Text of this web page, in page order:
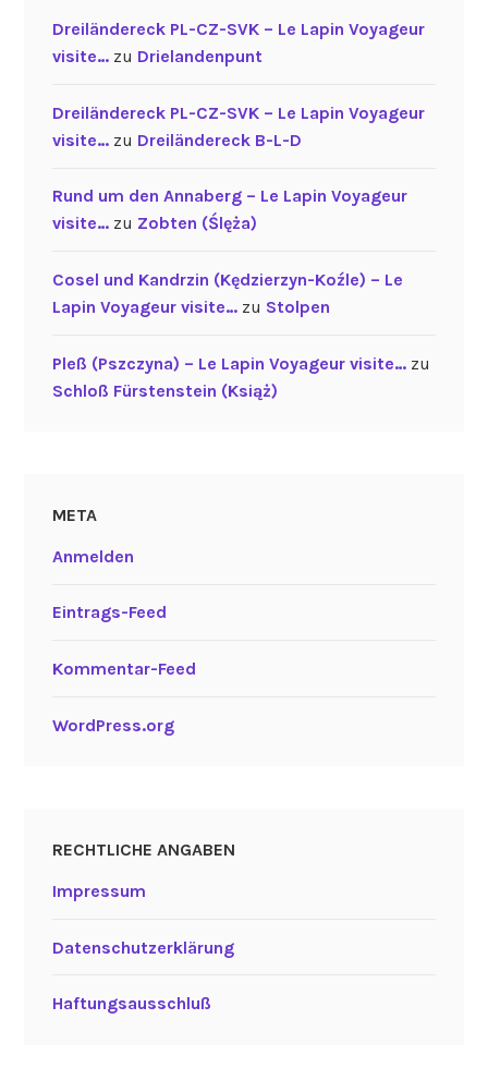
Dreiländereck PL-CZ-SVK – Le Lapin Voyageur
visite…zu Drielandenpunt
Dreiländereck PL-CZ-SVK – Le Lapin Voyageur
visite…zu Dreiländereck B-L-D
Rund um den Annaberg – Le Lapin Voyageur
visite…zu Zobten (Ślęża)
Cosel und Kandrzin (Kędzierzyn-Koźle) – Le
Lapin Voyageur visite…zu Stolpen
Pleß (Pszczyna) – Le Lapin Voyageur visite…zu
Schloß Fürstenstein (Książ)
META
Anmelden
Eintrags-Feed
Kommentar-Feed
WordPress.org
RECHTLICHE ANGABEN
Impressum
Datenschutzerklärung
Haftungsausschluß